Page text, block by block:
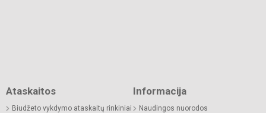
Ataskaitos
Biudžeto vykdymo ataskaitų rinkiniai
Informacija
Naudingos nuorodos